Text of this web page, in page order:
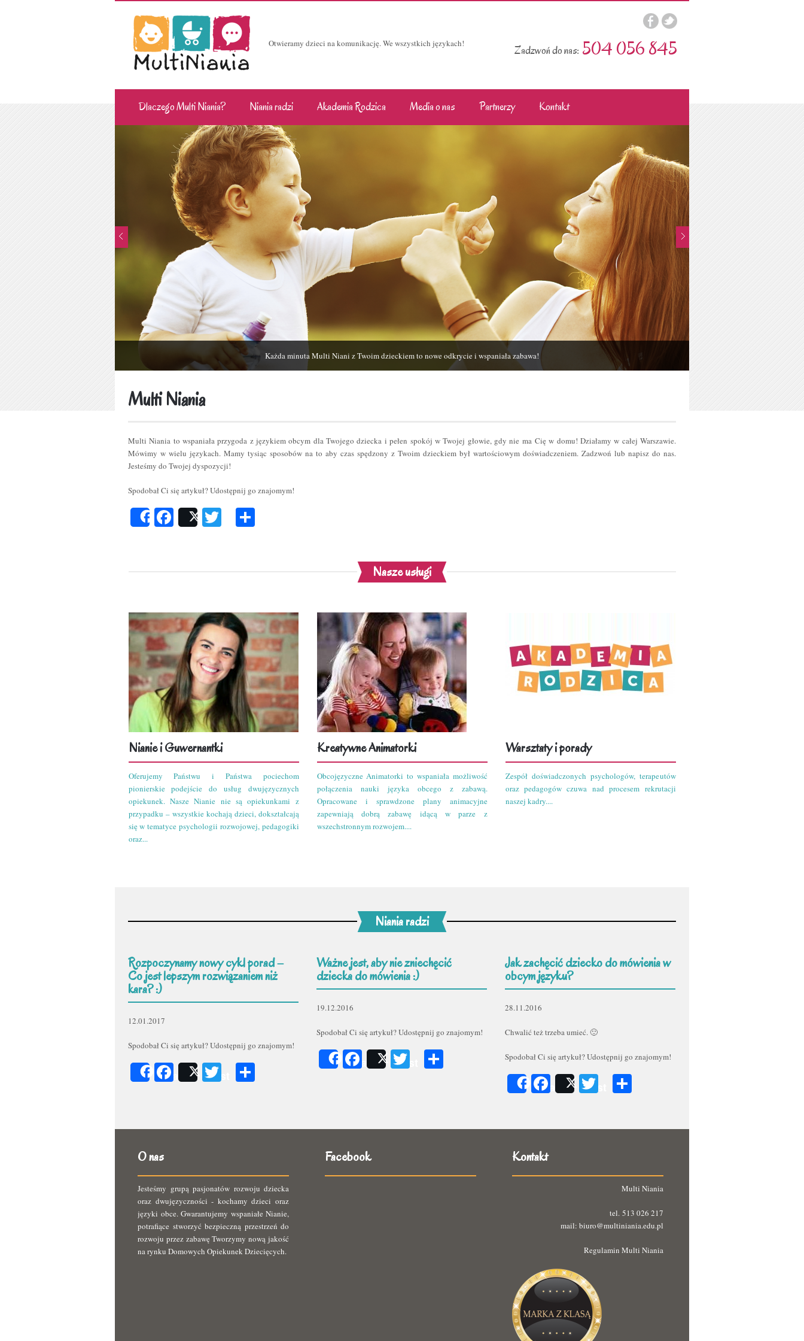
Otwieramy dzieci na komunikację. We wszystkich językach! 504 056 845
Zadzwoń do nas:
Dlaczego Multi Niania? Niania radzi Akademia Rodzica Media o nas Partnerzy Kontakt
Każda minuta Multi Niani z Twoim dzieckiem to nowe odkrycie i wspaniała zabawa!
Multi Niania
Multi Niania to wspaniała przygoda z językiem obcym dla Twojego dziecka i pełen spokój w Twojej głowie, gdy nie ma Cię w domu! Działamy w całej Warszawie.
Mówimy w wielu językach. Mamy tysiąc sposobów na to aby czas spędzony z Twoim dzieckiem był wartościowym doświadczeniem. Zadzwoń lub napisz do nas.
Jesteśmy do Twojej dyspozycji!
Spodobał Ci się artykuł? Udostępnij go znajomym!
ShareFacebook
Post Twitter
Nasze usługi
Nianie i Guwernantki
Oferujemy Państwu i Państwa pociechom
pionierskie podejście do usług dwujęzycznych
opiekunek. Nasze Nianie nie są opiekunkami z
przypadku – wszystkie kochają dzieci, dokształcają
się w tematyce psychologii rozwojowej, pedagogiki
oraz...
Kreatywne Animatorki
Obcojęzyczne Animatorki to wspaniała możliwość
połączenia nauki języka obcego z zabawą.
Opracowane i sprawdzone plany animacyjne
zapewniają dobrą zabawę idącą w parze z
wszechstronnym rozwojem....
Warsztaty i porady
Zespół doświadczonych psychologów, terapeutów
oraz pedagogów czuwa nad procesem rekrutacji
naszej kadry....
Niania radzi
Rozpoczynamy nowy cykl porad –
Co jest lepszym rozwiązaniem niż
kara? :)
12.01.2017
Spodobał Ci się artykuł? Udostępnij go znajomym!
ShareFacebook
Post Twitter
Ważne jest, aby nie zniechęcić
dziecka do mówienia :)
19.12.2016
Spodobał Ci się artykuł? Udostępnij go znajomym!
ShareFacebook
Post Twitter
Jak zachęcić dziecko do mówienia w
obcym języku?
28.11.2016
Chwalić też trzeba umieć. 🙂
Spodobał Ci się artykuł? Udostępnij go znajomym!
ShareFacebook
Post Twitter
O nas
Jesteśmy grupą pasjonatów rozwoju dziecka
oraz dwujęzyczności - kochamy dzieci oraz
języki obce. Gwarantujemy wspaniałe Nianie,
potrafiące stworzyć bezpieczną przestrzeń do
rozwoju przez zabawę Tworzymy nową jakość
na rynku Domowych Opiekunek Dziecięcych.
Facebook Kontakt
Multi Niania
tel. 513 026 217
mail: biuro@multiniania.edu.pl
Regulamin Multi Niania